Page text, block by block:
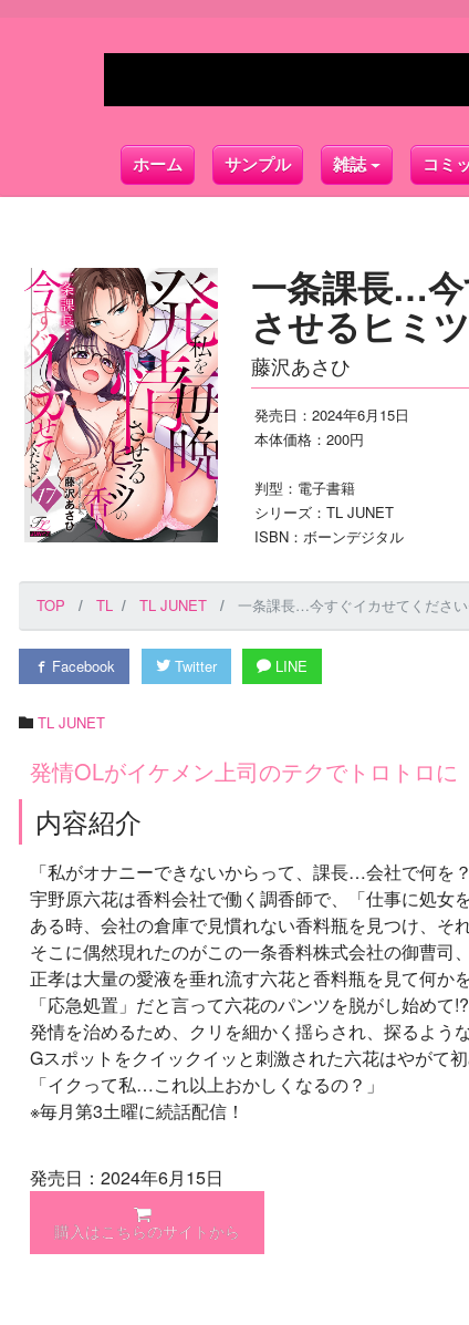
ホーム サンプル 雑誌 コミ
一条課長…
させるヒミ
藤沢あさひ
発売日：2024年6月15日
本体価格：200円
判型：電子書籍
シリーズ：TL JUNET
ISBN：ボーンデジタル
TOP TL TL JUNET 一条課長…今すぐイカせてくださ
Facebook Twitter LINE
TL JUNET
発情OLがイケメン上司のテクでトロトロに
内容紹介
「私がオナニーできないからって、課長…会社で何を？
宇野原六花は香料会社で働く調香師で、「仕事に処女
ある時、会社の倉庫で見慣れない香料瓶を見つけ、
そこに偶然現れたのがこの一条香料株式会社の御曹司
正孝は大量の愛液を垂れ流す六花と香料瓶を見て何かを
「応急処置」だと言って六花のパンツを脱がし始めて
発情を治めるため、クリを細かく揺らされ、探るよう
Gスポットをクイックイッと刺激された六花はやがて
「イクって私…これ以上おかしくなるの？」
※毎月第3土曜に続話配信！
発売日：2024年6月15日
購入はこちらのサイトから